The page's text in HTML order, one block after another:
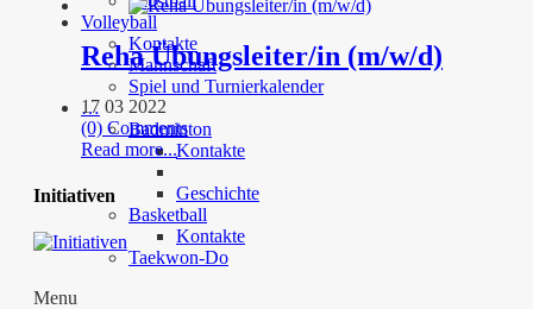
Volleyball
Kontakte
Mannschaft
Spiel und Turnierkalender
…
Badminton
Kontakte
Geschichte
Basketball
Kontakte
Taekwon-Do
Menu
Reha Übungsleiter/in (m/w/d)
17 03 2022
(0) Comments
Read more...
Initiativen